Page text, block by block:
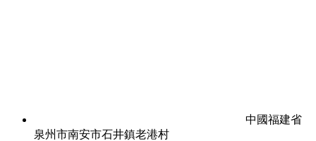
中國福建省
泉州市南安市石井鎮老港村